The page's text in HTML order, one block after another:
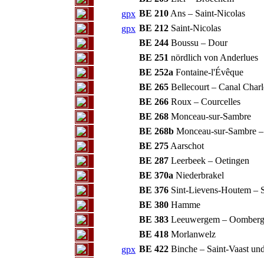
gpx BE 210 Ans – Saint-Nicolas
gpx BE 212 Saint-Nicolas
BE 244 Boussu – Dour
BE 251 nördlich von Anderlues
BE 252a Fontaine-l'Évêque
BE 265 Bellecourt – Canal
BE 266 Roux – Courcelles
BE 268 Monceau-sur-Sambre
BE 268b Monceau-sur-Sambre
BE 275 Aarschot
BE 287 Leerbeek – Oetingen
BE 370a Niederbrakel
BE 376 Sint-Lievens-Houtem –
BE 380 Hamme
BE 383 Leeuwergem –
BE 418 Morlanwelz
gpx BE 422 Binche – Saint-Vaast